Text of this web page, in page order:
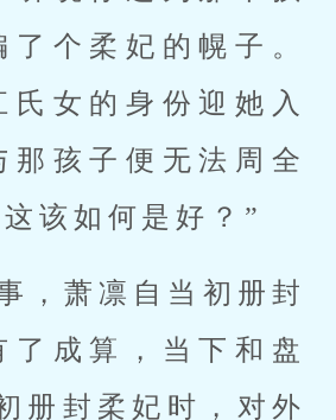
了个柔妃的幌子。
氏女的身份迎她入
那孩子便无法周全
该如何是好？”
，萧凛自当初册封
了成算，当下和盘
册封柔妃时，对外